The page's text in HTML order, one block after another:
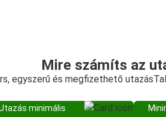
Mire számíts az
egyszerű és megfizethető
minimális